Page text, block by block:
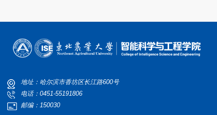
地址：哈尔滨市香坊区长江路600号
电话：0451-55191806
邮编：150030